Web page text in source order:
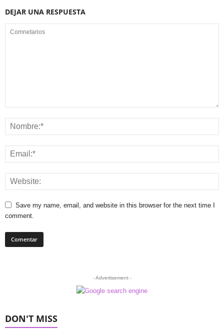
DEJAR UNA RESPUESTA
Save my name, email, and website in this browser for the next time I
comment.
- Advertisement -
DON'T MISS